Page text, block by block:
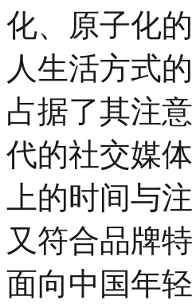
化、原子化
人生活方式
占据了其注
代的社交媒
上的时间与
又符合品牌
面向中国年